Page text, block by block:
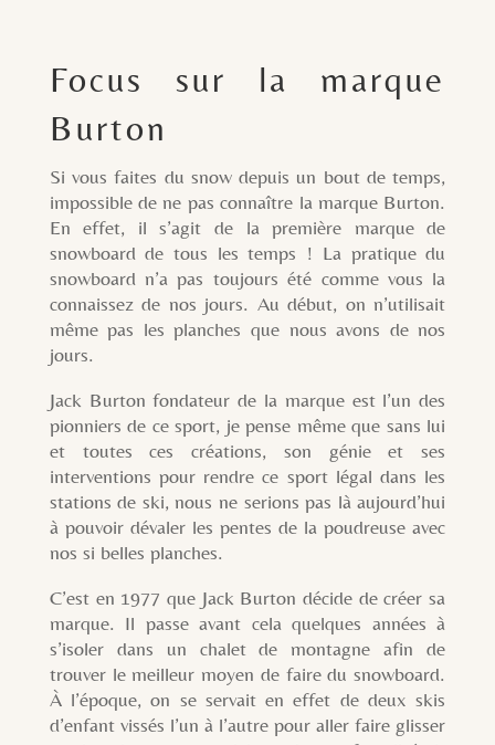
Focus sur la marque
Burton
Si vous faites du snow depuis un bout de temps,
impossible de ne pas connaître la marque Burton.
En effet, il s’agit de la première marque de
snowboard de tous les temps ! La pratique du
snowboard n’a pas toujours été comme vous la
connaissez de nos jours. Au début, on n’utilisait
même pas les planches que nous avons de nos
jours.
Jack Burton fondateur de la marque est l’un des
pionniers de ce sport, je pense même que sans lui
et toutes ces créations, son génie et ses
interventions pour rendre ce sport légal dans les
stations de ski, nous ne serions pas là aujourd’hui
à pouvoir dévaler les pentes de la poudreuse avec
nos si belles planches.
C’est en 1977 que Jack Burton décide de créer sa
marque. Il passe avant cela quelques années à
s’isoler dans un chalet de montagne afin de
trouver le meilleur moyen de faire du snowboard.
À l’époque, on se servait en effet de deux skis
d’enfant vissés l’un à l’autre pour aller faire glisser